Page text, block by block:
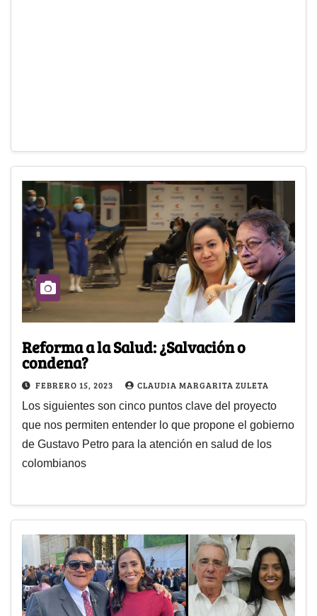
Reforma a la Salud: ¿Salvación o
condena?
FEBRERO 15, 2023 CLAUDIA MARGARITA ZULETA
Los siguientes son cinco puntos clave del proyecto
que nos permiten entender lo que propone el gobierno
de Gustavo Petro para la atención en salud de los
colombianos